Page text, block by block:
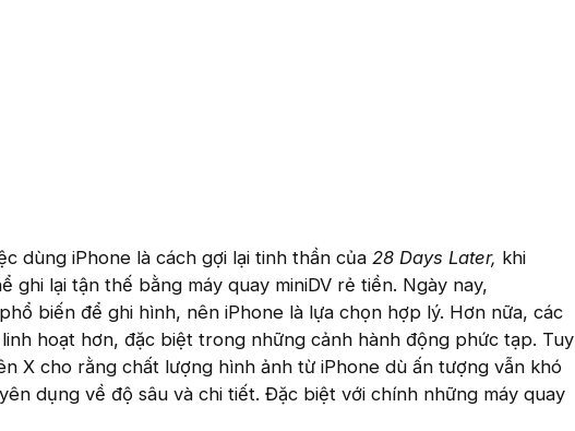
dùng iPhone là cách gợi lại tinh thần của 28 Days Later, khi
ghi lại tận thế bằng máy quay miniDV rẻ tiền. Ngày nay,
biến để ghi hình, nên iPhone là lựa chọn hợp lý. Hơn nữa, các
hoạt hơn, đặc biệt trong những cảnh hành động phức tạp. Tuy
X cho rằng chất lượng hình ảnh từ iPhone dù ấn tượng vẫn khó
dụng về độ sâu và chi tiết. Đặc biệt với chính những máy quay